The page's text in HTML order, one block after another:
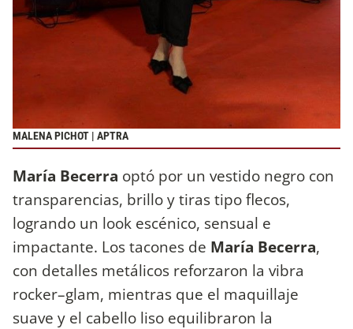
MALENA PICHOT | APTRA
María Becerra optó por un vestido negro con
transparencias, brillo y tiras tipo flecos,
logrando un look escénico, sensual e
impactante. Los tacones de María Becerra,
con detalles metálicos reforzaron la vibra
rocker–glam, mientras que el maquillaje
suave y el cabello liso equilibraron la